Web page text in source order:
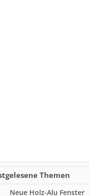
Themen
Neue Holz-Alu Fenster